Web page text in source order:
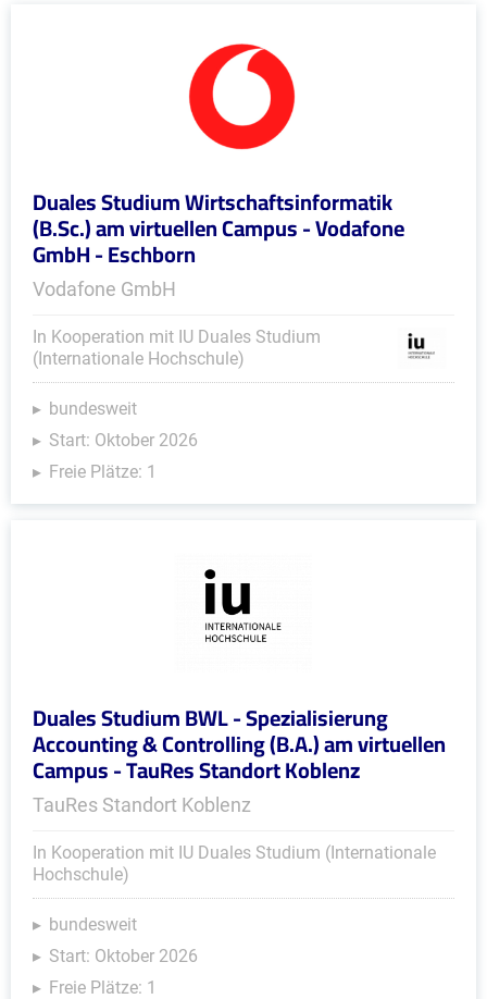
Duales Studium Wirtschaftsinformatik
(B.Sc.) am virtuellen Campus - Vodafone
GmbH - Eschborn
Vodafone GmbH
In Kooperation mit IU Duales Studium
(Internationale Hochschule)
bundesweit
Start: Oktober 2026
Freie Plätze: 1
Duales Studium BWL - Spezialisierung
Accounting & Controlling (B.A.) am virtuellen
Campus - TauRes Standort Koblenz
TauRes Standort Koblenz
In Kooperation mit IU Duales Studium (Internationale
Hochschule)
bundesweit
Start: Oktober 2026
Freie Plätze: 1